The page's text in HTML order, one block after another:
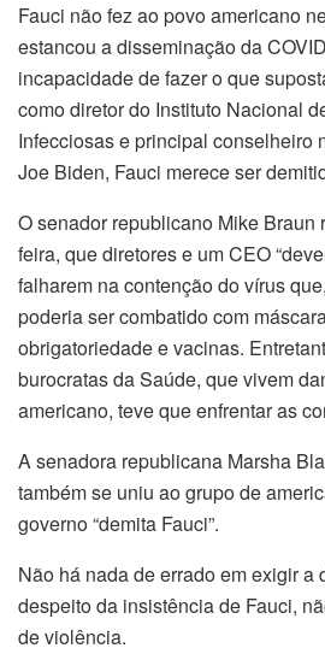
Fauci não fez ao povo americano
estancou a disseminação da
incapacidade de fazer o que
como diretor do Instituto Nacional
Infecciosas e principal conselheiro
Joe Biden, Fauci merece ser
O senador republicano Mike Braun
feira, que diretores e um CEO
falharem na contenção do vírus
poderia ser combatido com
obrigatoriedade e vacinas.
burocratas da Saúde, que vivem
americano, teve que enfrentar as
A senadora republicana Marsha
também se uniu ao grupo de
governo “demita Fauci”.
Não há nada de errado em exigir a
despeito da insistência de Fauci,
de violência.